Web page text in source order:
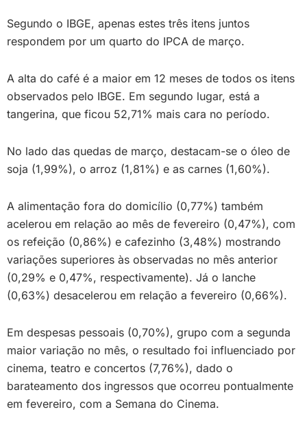
Segundo o IBGE, apenas estes três itens juntos
respondem por um quarto do IPCA de março.
A alta do café é a maior em 12 meses de todos os itens
observados pelo IBGE. Em segundo lugar, está a
tangerina, que ficou 52,71% mais cara no período.
No lado das quedas de março, destacam-se o óleo de
soja (1,99%), o arroz (1,81%) e as carnes (1,60%).
A alimentação fora do domicílio (0,77%) também
acelerou em relação ao mês de fevereiro (0,47%), com
os refeição (0,86%) e cafezinho (3,48%) mostrando
variações superiores às observadas no mês anterior
(0,29% e 0,47%, respectivamente). Já o lanche
(0,63%) desacelerou em relação a fevereiro (0,66%).
Em despesas pessoais (0,70%), grupo com a segunda
maior variação no mês, o resultado foi influenciado por
cinema, teatro e concertos (7,76%), dado o
barateamento dos ingressos que ocorreu pontualmente
em fevereiro, com a Semana do Cinema.